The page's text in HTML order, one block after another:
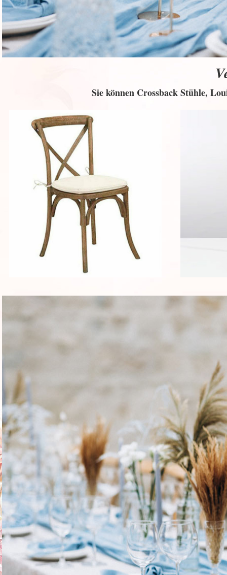
Sie können Crossback Stühle,